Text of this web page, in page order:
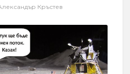
Кръстев